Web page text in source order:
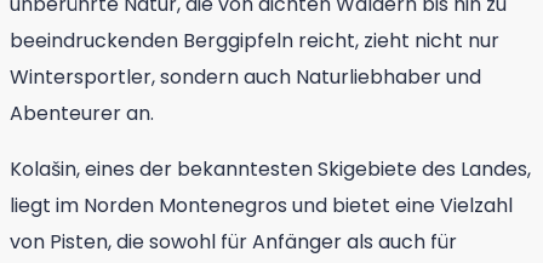
beeindruckenden Berggipfeln reicht, zieht nicht nur
Wintersportler, sondern auch Naturliebhaber und
Abenteurer an.
Kolašin, eines der bekanntesten Skigebiete des Landes,
liegt im Norden Montenegros und bietet eine Vielzahl
von Pisten, die sowohl für Anfänger als auch für